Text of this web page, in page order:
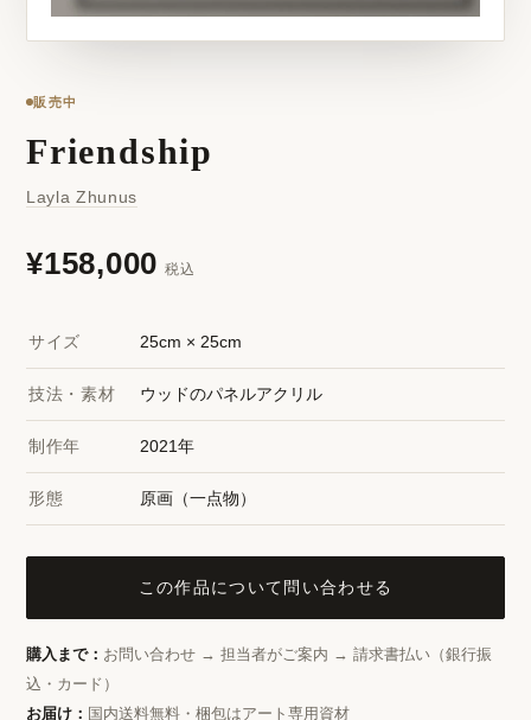
販売中
Friendship
Layla Zhunus
¥158,000 税込
サイズ 25cm × 25cm
技法・素材 ウッドのパネルアクリル
制作年 2021年
形態 原画（一点物）
この作品について問い合わせる
購入まで： お問い合わせ → 担当者がご案内 → 請求書払い（銀行振
込・カード）
お届け： 国内送料無料・梱包はアート専用資材